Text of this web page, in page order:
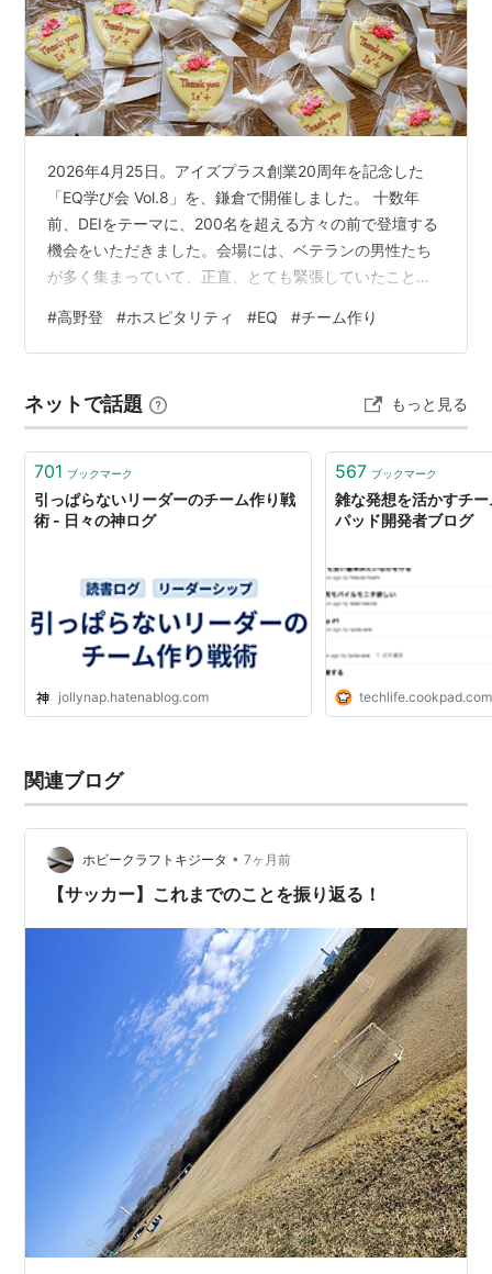
2026年4月25日。アイズプラス創業20周年を記念した
「EQ学び会 Vol.8」を、鎌倉で開催しました。 十数年
前、DEIをテーマに、200名を超える方々の前で登壇する
機会をいただきました。会場には、ベテランの男性たち
が多く集まっていて、正直、とても緊張していたことを
ながら話を聴いてくださっていた方が一人、それが高野
さんでした。 拙い話にもかかわらず、にこやかな表情で
なまなざしに、どれほど救われたことでしょう。もしあ
の日、高野さんが会場にいらっしゃらなかったら、私は
途中で心が折れて最後まで話し…
#高野登 #ホスピタリティ #EQ #チーム作り
ネットで話題 もっと見る
701 ブックマーク
引っぱらないリーダーのチーム作り戦
術 - 日々の神ログ
jollynap.hatenablog.com
567 ブックマーク
雑な発想を活かすチ
パッド開発者ブログ
techlife.cookpad.com
関連ブログ
ホビークラフトキジータ • 7ヶ月前
【サッカー】これまでのことを振り返る！